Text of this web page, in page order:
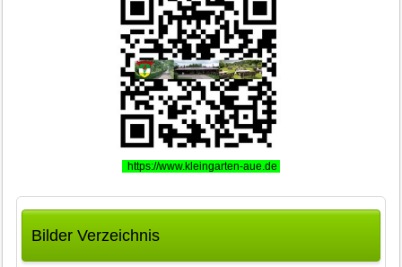
https://www.kleingarten-aue.de
Bilder Verzeichnis